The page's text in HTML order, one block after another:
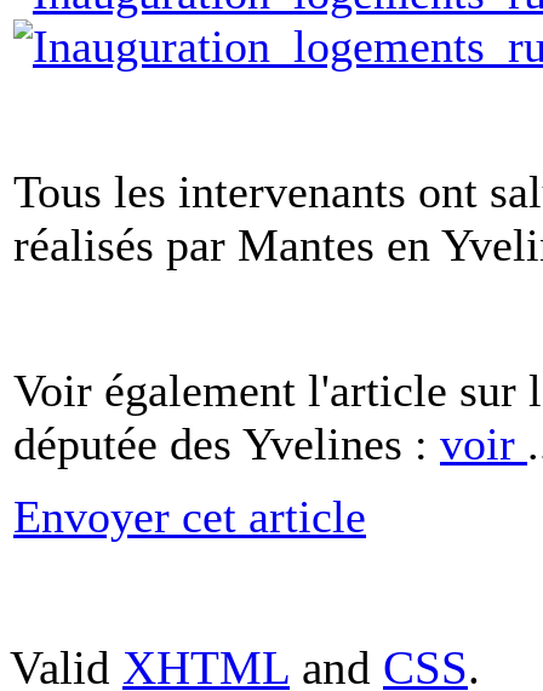
Tous les intervenants ont
réalisés par Mantes en
Voir également l'article sur
députée des Yvelines : voir
Envoyer cet article
Valid XHTML and CSS.